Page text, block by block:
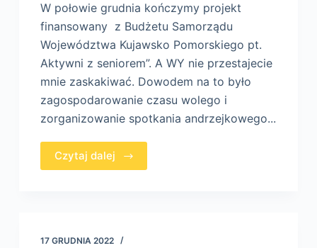
W połowie grudnia kończymy projekt
finansowany z Budżetu Samorządu
Województwa Kujawsko Pomorskiego pt.
Aktywni z seniorem”. A WY nie przestajecie
mnie zaskakiwać. Dowodem na to było
zagospodarowanie czasu wolego i
zorganizowanie spotkania andrzejkowego...
Czytaj dalej
17 GRUDNIA 2022